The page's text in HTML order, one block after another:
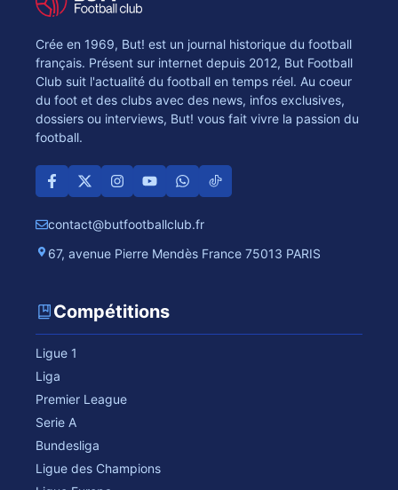
Crée en 1969, But! est un journal historique du football
français. Présent sur internet depuis 2012, But Football
Club suit l'actualité du football en temps réel. Au coeur
du foot et des clubs avec des news, infos exclusives,
dossiers ou interviews, But! vous fait vivre la passion du
football.
contact@butfootballclub.fr
67, avenue Pierre Mendès France 75013 PARIS
Compétitions
Ligue 1
Liga
Premier League
Serie A
Bundesliga
Ligue des Champions